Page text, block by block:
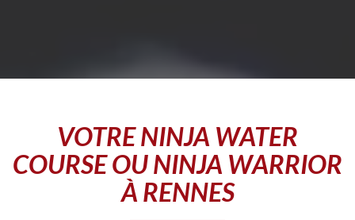
VOTRENINJA WATER
COURSE OU NINJA WARRIOR
À RENNES